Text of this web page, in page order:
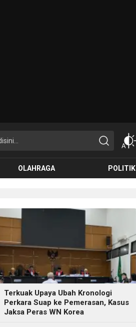
OLAHRAGA POLITIK
Terkuak Upaya Ubah Kronologi
Perkara Suap ke Pemerasan, Kasus
Jaksa Peras WN Korea